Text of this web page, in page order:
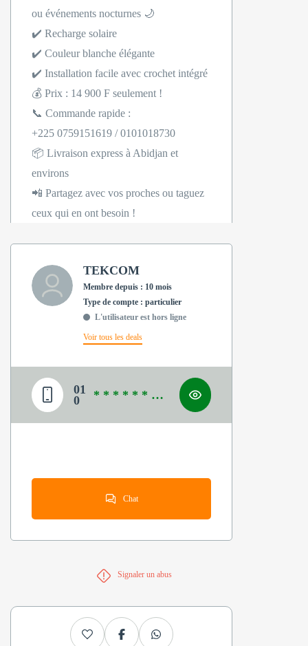
ou événements nocturnes 🌙
✔️ Recharge solaire
✔️ Couleur blanche élégante
✔️ Installation facile avec crochet intégré
💰 Prix : 14 900 F seulement !
📞 Commande rapide :
+225 0759151619 / 0101018730
📦 Livraison express à Abidjan et
environs
📲 Partagez avec vos proches ou taguez
ceux qui en ont besoin !
TEKCOM
Membre depuis : 10 mois
type de compte : particulier
L'utilisateur est hors ligne
Voir tous les deals
01
0
* * * * * * * *
Chat
Signaler un abus